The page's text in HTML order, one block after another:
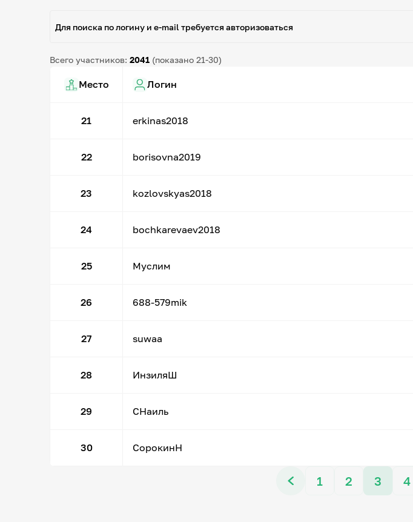
Для поиска по логину и e-mail требуется авторизоваться
Всего участников: 2041 (показано 21-30)
Место Логин
21 erkinas2018
22 borisovna2019
23 kozlovskyas2018
24 bochkarevaev2018
25 Муслим
26 688-579mik
27 suwaa
28 ИнзиляШ
29 СНаиль
30 СорокинН
1 2 3 4